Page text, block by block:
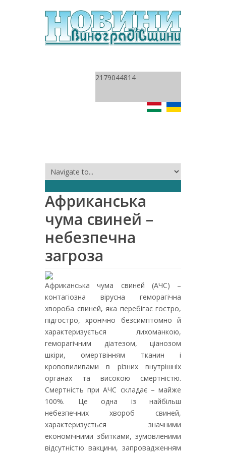
2179044814
Африканська
чума свиней –
небезпечна
загроза
Африканська чума свиней (АЧС) –
контагіозна вірусна геморагічна
хвороба свиней, яка перебігає гостро,
підгостро, хронічно безсимптомно й
характеризується лихоманкою,
геморагічним діатезом, ціанозом
шкіри, омертвінням тканин і
крововиливами в різних внутрішніх
органах та високою смертністю.
Смертність при АЧС складає – майже
100%. Це одна із найбільш
небезпечних хвороб свиней,
характеризується значними
економічними збитками, зумовленими
відсутністю вакцини, запровадженням